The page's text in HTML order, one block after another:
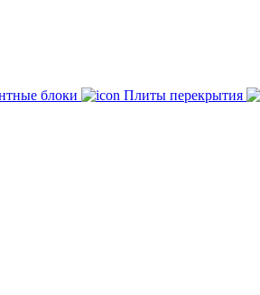
блоки Плиты перекрытия